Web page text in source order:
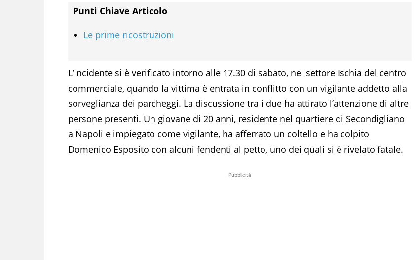
Punti Chiave Articolo
Le prime ricostruzioni
L’incidente si è verificato intorno alle 17.30 di sabato, nel settore Ischia del centro
commerciale, quando la vittima è entrata in conflitto con un vigilante addetto alla
sorveglianza dei parcheggi. La discussione tra i due ha attirato l’attenzione di altre
persone presenti. Un giovane di 20 anni, residente nel quartiere di Secondigliano
a Napoli e impiegato come vigilante, ha afferrato un coltello e ha colpito
Domenico Esposito con alcuni fendenti al petto, uno dei quali si è rivelato fatale.
Pubblicità